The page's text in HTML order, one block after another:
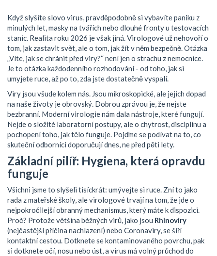
Když slyšíte slovo virus, pravděpodobně si vybavíte paniku z
minulých let, masky na tvářích nebo dlouhé fronty u testovacích
stanic. Realita roku 2026 je však jiná. Virologové už nehovoří o
tom, jak zastavit svět, ale o tom, jak žít v něm bezpečně. Otázka
„Víte, jak se chránit před viry?“ není jen o strachu z nemocnice.
Je to otázka každodenního rozhodování - od toho, jak si
umyjete ruce, až po to, zda jste dostatečně vyspalí.
Viry jsou všude kolem nás. Jsou mikroskopické, ale jejich dopad
na naše životy je obrovský. Dobrou zprávou je, že nejste
bezbranní. Moderní virologie nám dala nástroje, které fungují.
Nejde o složité laboratorní postupy, ale o chytrost, disciplínu a
pochopení toho, jak tělo funguje. Pojďme se podívat na to, co
skuteční odborníci doporučují dnes, ne před pěti lety.
Základní pilíř: Hygiena, která opravdu
funguje
Všichni jsme to slyšeli tisíckrát: umývejte si ruce. Zní to jako
rada z mateřské školy, ale virologové trvají na tom, že jde o
nejpokročilejší obranný mechanismus, který máte k dispozici.
Proč? Protože většina běžných virů, jako jsou Rhinoviry
(nejčastější příčina nachlazení) nebo Coronaviry, se šíří
kontaktní cestou. Dotknete se kontaminovaného povrchu, pak
si dotknete očí, nosu nebo úst, a virus má volný průchod do